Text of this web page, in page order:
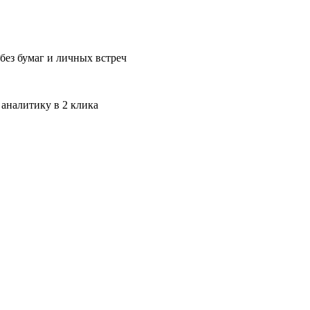
бумаг и личных встреч
в 2 клика